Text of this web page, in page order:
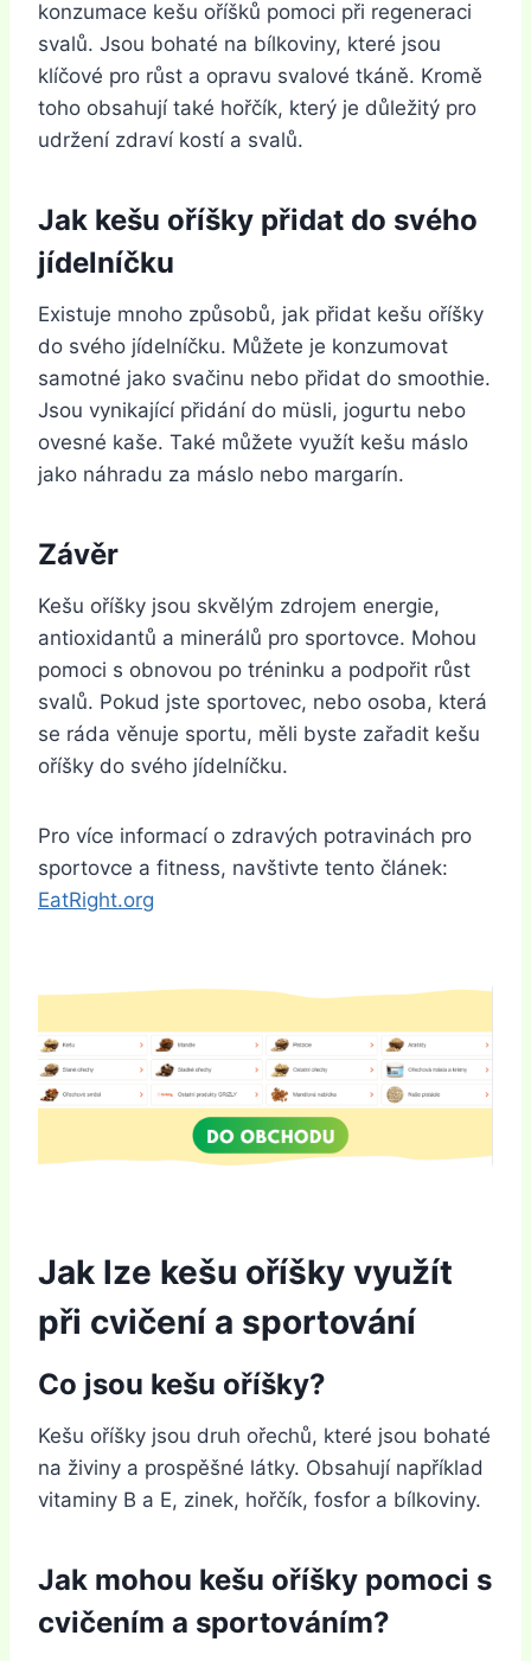
konzumace kešu oříšků pomoci při regeneraci
svalů. Jsou bohaté na bílkoviny, které jsou
klíčové pro růst a opravu svalové tkáně. Kromě
toho obsahují také hořčík, který je důležitý pro
udržení zdraví kostí a svalů.
Jak kešu oříšky přidat do svého
jídelníčku
Existuje mnoho způsobů, jak přidat kešu oříšky
do svého jídelníčku. Můžete je konzumovat
samotné jako svačinu nebo přidat do smoothie.
Jsou vynikající přidání do müsli, jogurtu nebo
ovesné kaše. Také můžete využít kešu máslo
jako náhradu za máslo nebo margarín.
Závěr
Kešu oříšky jsou skvělým zdrojem energie,
antioxidantů a minerálů pro sportovce. Mohou
pomoci s obnovou po tréninku a podpořit růst
svalů. Pokud jste sportovec, nebo osoba, která
se ráda věnuje sportu, měli byste zařadit kešu
oříšky do svého jídelníčku.
Pro více informací o zdravých potravinách pro
sportovce a fitness, navštivte tento článek:
EatRight.org
Jak lze kešu oříšky využít
při cvičení a sportování
Co jsou kešu oříšky?
Kešu oříšky jsou druh ořechů, které jsou bohaté
na živiny a prospěšné látky. Obsahují například
vitaminy B a E, zinek, hořčík, fosfor a bílkoviny.
Jak mohou kešu oříšky pomoci s
cvičením a sportováním?